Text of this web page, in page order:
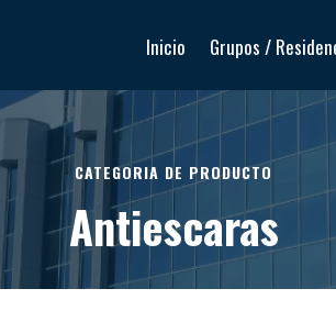
Inicio Grupos /
CATEGORIA DE PRODUCTO
Antiescaras